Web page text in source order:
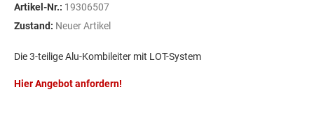
Artikel-Nr.: 19306507
Zustand: Neuer Artikel
Die 3-teilige Alu-Kombileiter mit LOT-System
Hier Angebot anfordern!